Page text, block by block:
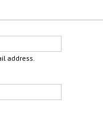
address.